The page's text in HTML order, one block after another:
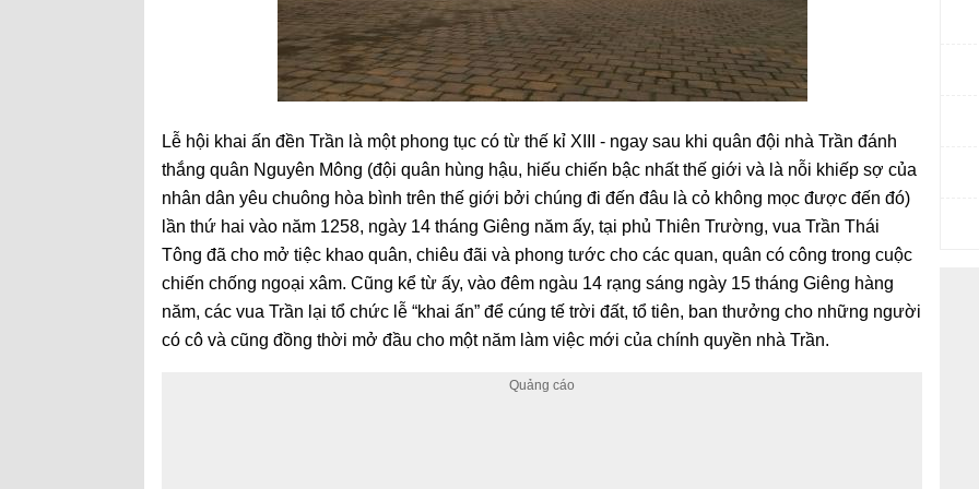
Lễ hội khai ấn đền Trần là một phong tục có từ thế kỉ XIII - ngay sau khi quân đội nhà Trần đánh
thắng quân Nguyên Mông (đội quân hùng hậu, hiếu chiến bậc nhất thế giới và là nỗi khiếp sợ của
nhân dân yêu chuông hòa bình trên thế giới bởi chúng đi đến đâu là cỏ không mọc được đến đó)
lần thứ hai vào năm 1258, ngày 14 tháng Giêng năm ấy, tại phủ Thiên Trường, vua Trần Thái
Tông đã cho mở tiệc khao quân, chiêu đãi và phong tước cho các quan, quân có công trong cuộc
chiến chống ngoại xâm. Cũng kể từ ấy, vào đêm ngàu 14 rạng sáng ngày 15 tháng Giêng hàng
năm, các vua Trần lại tổ chức lễ “khai ấn” để cúng tế trời đất, tổ tiên, ban thưởng cho những người
có cô và cũng đồng thời mở đầu cho một năm làm việc mới của chính quyền nhà Trần.